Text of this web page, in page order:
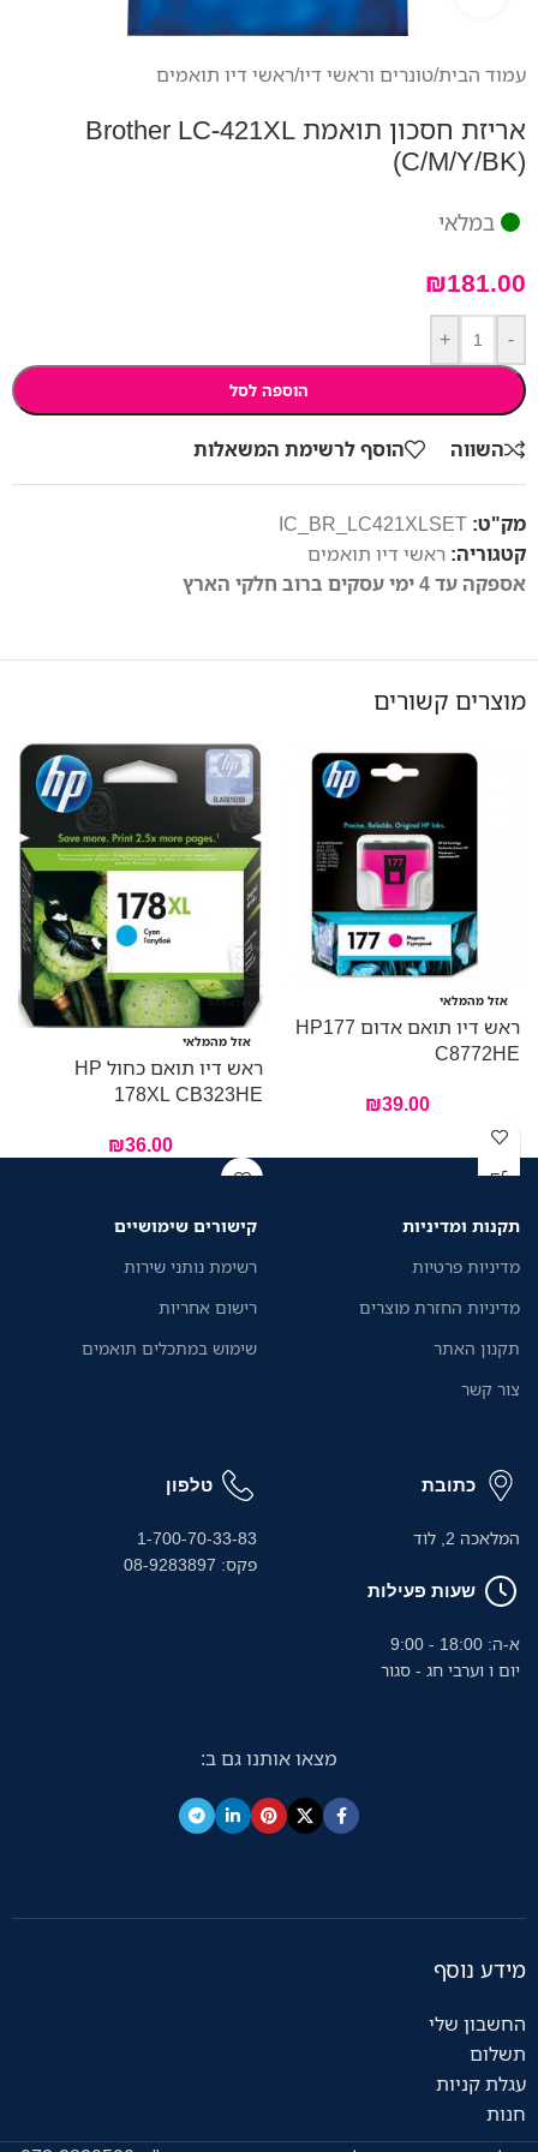
עמוד הבית/טונרים וראשי דיו/ראשי דיו תואמים
אריזת חסכון תואמת Brother LC-421XL
(C/M/Y/BK)
במלאי
₪181.00
-
+
הוספה לסל
השווה הוסף לרשימת המשאלות
מק"ט: IC_BR_LC421XLSET
קטגוריה: ראשי דיו תואמים
אספקה עד 4 ימי עסקים ברוב חלקי הארץ
מוצרים קשורים
אזל מהמלאי
ראש דיו תואם אדום HP177
C8772HE
₪39.00
אזל מהמלאי
ראש דיו תואם כחול HP
178XL CB323HE
₪36.00
תקנות ומדיניות
מדיניות פרטיות
מדיניות החזרת מוצרים
תקנון האתר
צור קשר
קישורים שימושיים
רשימת נותני שירות
רישום אחריות
שימוש במתכלים תואמים
כתובת
המלאכה 2, לוד
שעות פעילות
א-ה: 18:00 - 9:00
יום ו וערבי חג - סגור
טלפון
1-700-70-33-83
פקס: 08-9283897
מצאו אותנו גם ב:
מידע נוסף
החשבון שלי
תשלום
עגלת קניות
חנות